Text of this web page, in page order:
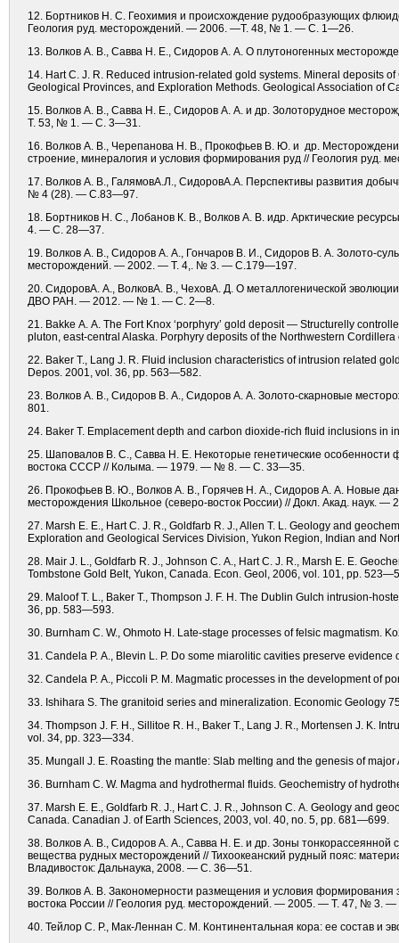
12. Бортников Н. С. Геохимия и происхождение рудообразующих
Геология руд. месторождений. — 2006. —Т. 48, № 1. — С. 1—26.
13. Волков А. В., Савва Н. Е., Сидоров А. А. О плутоногенных
14. Hart C. J. R. Reduced intrusion-related gold systems. Mineral deposits
Geological Provinces, and Exploration Methods. Geological Association of
15. Волков А. В., Савва Н. Е., Сидоров А. А. и др. Золоторудное
Т. 53, № 1. — С. 3—31.
16. Волков А. В., Черепанова Н. В., Прокофьев В. Ю. и др.
строение, минералогия и условия формирования руд // Геология
17. Волков А. В., ГалямовА.Л., СидоровА.А. Перспективы развития
№ 4 (28). — С.83—97.
18. Бортников Н. С., Лобанов К. В., Волков А. В. идр. Арктические
4. — С. 28—37.
19. Волков А. В., Сидоров А. А., Гончаров В. И., Сидоров В. А. Золото-
месторождений. — 2002. — Т. 4,. № 3. — С.179—197.
20. СидоровА. А., ВолковА. В., ЧеховА. Д. О металлогенической
ДВО РАН. — 2012. — № 1. — С. 2—8.
21. Bakke A. A. The Fort Knox ‘porphyry’ gold deposit — Structurelly
pluton, east-central Alaska. Porphyry deposits of the Northwestern
22. Baker T., Lang J. R. Fluid inclusion characteristics of intrusion related
Depos. 2001, vol. 36, pp. 563—582.
23. Волков А. В., Сидоров В. А., Сидоров А. А. Золото-скарновые
801.
24. Baker T. Emplacement depth and carbon dioxide-rich fluid inclusions in
25. Шаповалов В. С., Савва Н. Е. Некоторые генетические
востока СССР // Колыма. — 1979. — № 8. — С. 33—35.
26. Прокофьев В. Ю., Волков А. В., Горячев Н. А., Сидоров А. А. Новые
месторождения Школьное (северо-восток России) // Докл. Акад.
27. Marsh E. E., Hart C. J. R., Goldfarb R. J., Allen T. L. Geology and
Exploration and Geological Services Division, Yukon Region, Indian and
28. Mair J. L., Goldfarb R. J., Johnson C. A., Hart C. J. R., Marsh E. E.
Tombstone Gold Belt, Yukon, Canada. Econ. Geol, 2006, vol. 101, pp.
29. Maloof T. L., Baker T., Thompson J. F. H. The Dublin Gulch intrusion-
36, pp. 583—593.
30. Burnham C. W., Ohmoto H. Late-stage processes of felsic magmatism.
31. Candela P. A., Blevin L. P. Do some miarolitic cavities preserve
32. Candela P. A., Piccoli P. M. Magmatic processes in the development of
33. Ishihara S. The granitoid series and mineralization. Economic Geology
34. Thompson J. F. H., Sillitoe R. H., Baker T., Lang J. R., Mortensen J. K.
vol. 34, pp. 323—334.
35. Mungall J. E. Roasting the mantle: Slab melting and the genesis of
36. Burnham C. W. Magma and hydrothermal fluids. Geochemistry of
37. Marsh E. E., Goldfarb R. J., Hart C. J. R., Johnson C. A. Geology and
Canada. Canadian J. of Earth Sciences, 2003, vol. 40, no. 5, pp. 681—699.
38. Волков А. В., Сидоров А. А., Савва Н. Е. и др. Зоны
вещества рудных месторождений // Тихоокеанский рудный пояс:
Владивосток: Дальнаука, 2008. — С. 36—51.
39. Волков А. В. Закономерности размещения и условия формирования
востока России // Геология руд. месторождений. — 2005. — Т. 47, № 3.
40. Тейлор С. Р., Мак-Леннан С. М. Континентальная кора: ее состав и